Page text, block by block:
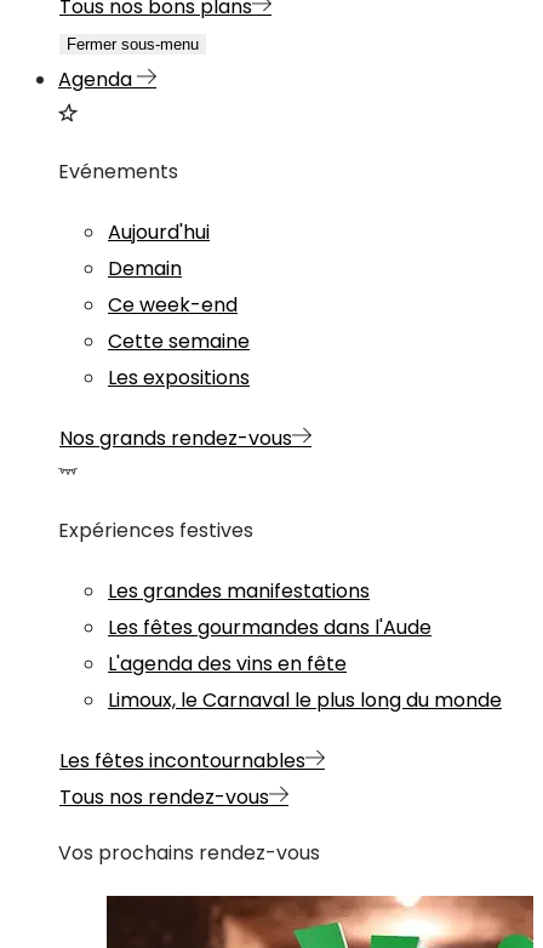
Tous nos bons plans
Fermer sous-menu
Agenda
Evénements
Aujourd'hui
Demain
Ce week-end
Cette semaine
Les expositions
Nos grands rendez-vous
Expériences festives
Les grandes manifestations
Les fêtes gourmandes dans l'Aude
L'agenda des vins en fête
Limoux, le Carnaval le plus long du monde
Les fêtes incontournables
Tous nos rendez-vous
Vos prochains rendez-vous